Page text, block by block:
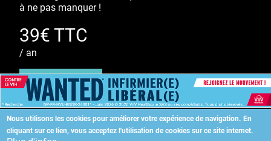
Nous utilisons les cookies pour améliorer votre expérience de navigation. En
cliquant sur ce lien, vous acceptez l'utilisation de cookies sur ce site internet.
à ne pas manquer !
39€ TTC
/ an
S'ABONNER
Copyright©2026 ALLIEDHEALTH